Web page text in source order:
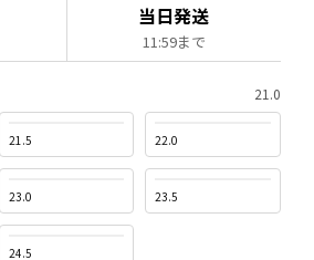
当日発送
11:59まで
21.0
21.5 22.0
23.0 23.5
24.5